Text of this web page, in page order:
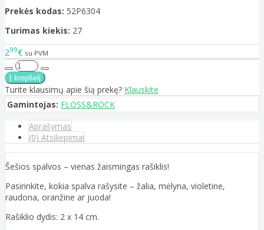
Prekės kodas: 52P6304
Turimas kiekis: 27
299€ su PVM
Turite klausimų apie šią prekę? Klauskite
Gamintojas: FLOSS&ROCK
Aprašymas
(0) Atsiliepimai
Šešios spalvos – vienas žaismingas rašiklis!
Pasirinkite, kokia spalva rašysite – žalia, mėlyna, violetine,
raudona, oranžine ar juoda!
Rašiklio dydis: 2 x 14 cm.